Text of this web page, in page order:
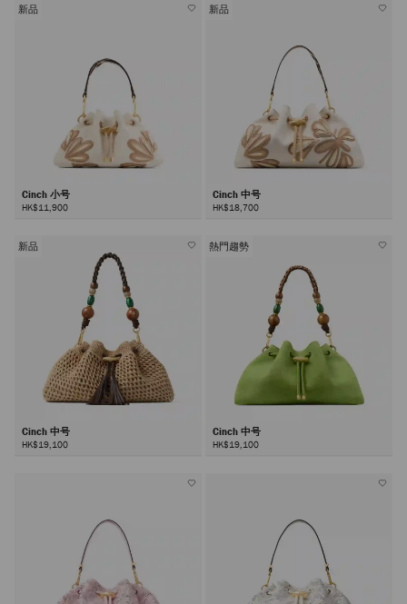
新品
Cinch 小号
HK$11,900
新品
Cinch 中号
HK$18,700
新品
Cinch 中号
HK$19,100
熱門趨勢
Cinch 中号
HK$19,100